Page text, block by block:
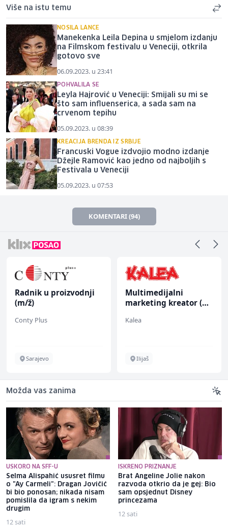
Više na istu temu
NOSILA LANCE
Manekenka Leila Depina u smjelom izdanju
na Filmskom festivalu u Veneciji, otkrila
gotovo sve
06.09.2023. u 23:41
POHVALILA SE
Leyla Hajrović u Veneciji: Smijali su mi se
što sam influenserica, a sada sam na
crvenom tepihu
05.09.2023. u 08:39
KREACIJA BRENDA IZ SRBIJE
Francuski Vogue izdvojio modno izdanje
Džejle Ramović kao jedno od najboljih s
Festivala u Veneciji
05.09.2023. u 07:53
KOMENTARI (94)
Radnik u proizvodnji
(m/ž)
Conty Plus
Sarajevo
Multimedijalni
marketing kreator (m/
Kalea
Ilijaš
Možda vas zanima
USKORO NA SFF-U
Selma Alispahić ususret filmu
o "Ay Carmeli": Dragan Jovičić
bi bio ponosan; nikada nisam
pomislila da igram s nekim
drugim
12 sati
ISKRENO PRIZNANJE
Brat Angeline Jolie nakon
razvoda otkrio da je gej: Bio
sam opsjednut Disney
princezama
12 sati